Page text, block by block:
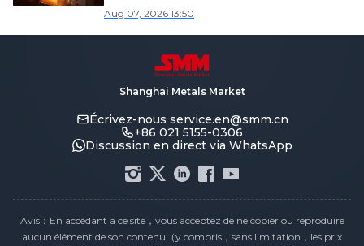
Yangxin.
Aug 07, 2026 13:50
Shanghai Metals Market
Écrivez-nous service.en@smm.cn
+86 021 5155-0306
Discussion en direct via WhatsApp
Avis：En accédant à ce site，vous acceptez de ne copier ou reproduire
aucun élément de son contenu（y compris，sans limitation，les prix